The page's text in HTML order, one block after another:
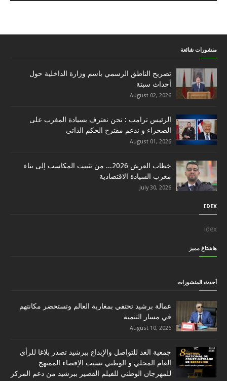
منشورات شائعة
تصريح الناطق الرسمي باسم وزارة الداخلية حول
أحداث سبتة
August 02, 2026
الرئيس ترامب : نحن نعترف بسيادة المغرب على
الصحراء و ندعم مقترح الحكم الذاتي
August 01, 2026
خطاب العرش 2026... من تثبيت المكاسب إلى بناء
مغرب السيادة الاقتصادية
July 30, 2026
IDEX
idex
هاشتاغ مميز
أحدث المنشورات
عمالة برشيد تحتفي بمغاربة العالم وتستحضر مكانتهم
في مسار التنمية
August 10, 2026
جمعية الغد للتواصل والإبداع ببرشيد تصدر بلاغا للرأي
العام المحلي و الوطني بسبب الإقصاء الممنهج
للمهرجان الوطني للفيلم القصير ببرشيد من دعم المركز